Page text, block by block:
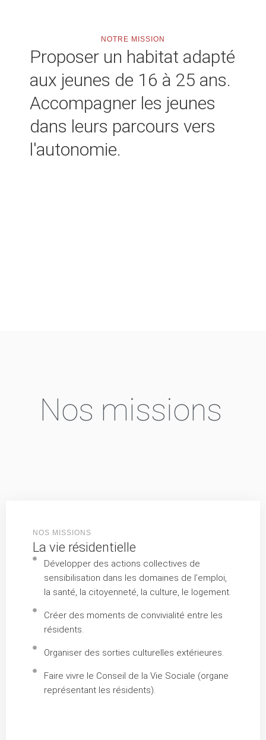
NOTRE MISSION
Proposer un habitat adapté
aux jeunes de 16 à 25 ans.
Accompagner les jeunes
dans leurs parcours vers
l'autonomie.
Nos missions
NOS MISSIONS
La vie résidentielle
Développer des actions collectives de
sensibilisation dans les domaines de l’emploi,
la santé, la citoyenneté, la culture, le logement.
Créer des moments de convivialité entre les
résidents.
Organiser des sorties culturelles extérieures.
Faire vivre le Conseil de la Vie Sociale (organe
représentant les résidents).